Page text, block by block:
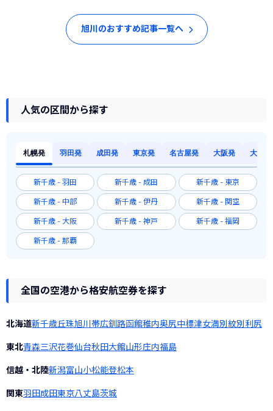
旭川のおすすめ記事一覧へ
人気の区間から探す
札幌発 羽田発 成田発 東京発 名古屋発 大阪発 大阪発
新千歳 - 羽田 新千歳 - 成田 新千歳 - 東京
新千歳 - 中部 新千歳 - 伊丹 新千歳 - 関空
新千歳 - 大阪 新千歳 - 神戸 新千歳 - 福岡
新千歳 - 那覇
全国の空港から格安航空券を探す
北海道新千歳丘珠旭川 帯広釧路函館稚内奥尻中標津女満別 紋別 利尻
東北青森三沢花巻仙台秋田大館山形庄内福島
信越・北陸新潟富山小松能登松本
関東羽田成田東京八丈島茨城